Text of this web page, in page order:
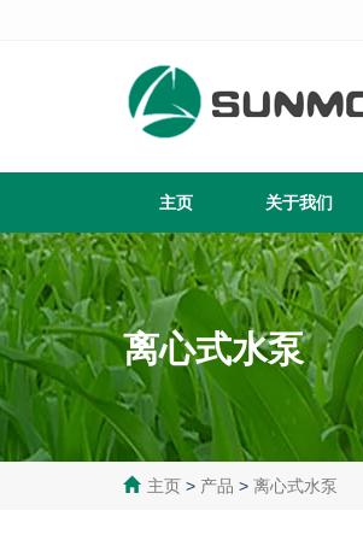
主页 关于我们
离心式水泵
主页 > 产品 > 离心式水泵